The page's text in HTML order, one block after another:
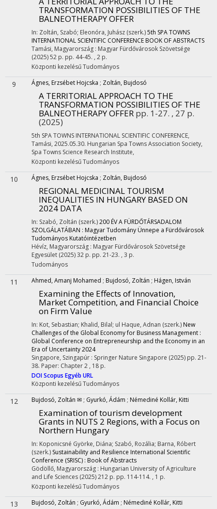
TRANSFORMATION POSSIBILITIES OF THE
BALNEOTHERAPY OFFER
In: Zoltán, Szabó; Eleonóra, Juhász (szerk.)5th SPA TOWNS
INTERNATIONAL SCIENTIFIC CONFERENCE BOOK OF ABSTRACTS
Tamási, Magyarország : Magyar Fürdővárosok Szövetsége
(2025)52 p. pp. 44-45. , 2 p.
Központi kezelésűTudományos
9 Ágnes, Erzsébet Hojcska ; Zoltán, Bujdosó
A TERRITORIAL APPROACH TO THE
TRANSFORMATION POSSIBILITIES OF THE
BALNEOTHERAPY OFFER pp. 1-27. , 27 p.
(2025)
5th SPA TOWNS INTERNATIONAL SCIENTIFIC CONFERENCE,
Tamási, 2025.05.30. Hungarian Spa Towns Association Society,
Spa Towns Science Research Institute,
Központi kezelésűTudományos
10 Ágnes, Erzsébet Hojcska ; Zoltán, Bujdosó
REGIONAL MEDICINAL TOURISM
INEQUALITIES IN HUNGARY BASED ON
2024 DATA
In: Szabó, Zoltán (szerk.)200 ÉV A FÜRDŐTÁRSADALOM
SZOLGÁLATÁBAN : Magyar Tudomány Ünnepe a Fürdővárosok
Tudományos Kutatóintézetben
Hévíz, Magyarország : Magyar Fürdővárosok Szövetsége
Egyesület (2025)32 p. pp. 21-23. , 3 p.
Tudományos
11 Ahmed, Amanj Mohamed ; Bujdosó, Zoltán ; Hágen, István
Examining the Effects of Innovation,
Market Competition, and Financial Choice
on Firm Value
In: Kot, Sebastian; Khalid, Bilal; ul Haque, Adnan (szerk.) New
Challenges of the Global Economy for Business Management :
Global Conference on Entrepreneurship and the Economy in an
Era of Uncertainty 2024
Singapore, Szingapúr : Springer Nature Singapore (2025) pp. 21-
38. Paper: Chapter 2 , 18 p.
DOIScopus Egyéb URL
Központi kezelésűTudományos
12 Bujdosó, Zoltán ✉ ; Gyurkó, Ádám ; Némediné Kollár, Kitti
Examination of tourism development
Grants in NUTS 2 Regions, with a Focus on
Northern Hungary
In: Koponicsné Györke, Diána; Szabó, Rozália; Barna, Róbert
(szerk.) Sustainability and Resilience International Scientific
Conference (SRISC) : Book of Abstracts
Gödöllő, Magyarország : Hungarian University of Agriculture
and Life Sciences (2025)212 p. pp. 114-114. , 1 p.
Központi kezelésűTudományos
13 Bujdosó, Zoltán ; Gyurkó, Ádám ; Némediné Kollár, Kitti